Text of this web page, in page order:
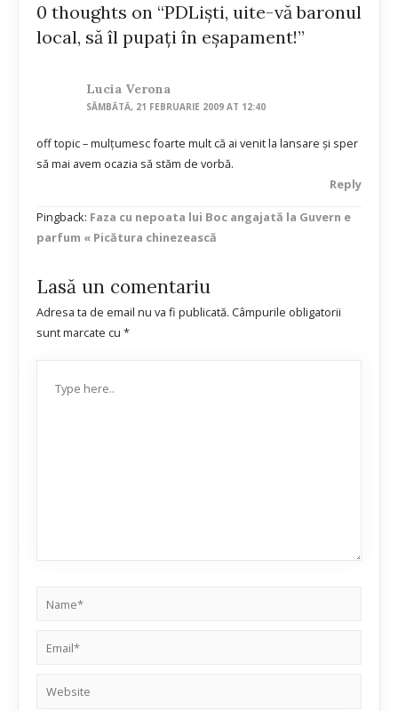
0 thoughts on “PDLişti, uite-vă baronul
local, să îl pupaţi în eşapament!”
Lucia Verona
SÂMBĂTĂ, 21 FEBRUARIE 2009 AT 12:40
off topic – mulţumesc foarte mult că ai venit la lansare şi sper
să mai avem ocazia să stăm de vorbă.
Reply
Pingback: Faza cu nepoata lui Boc angajată la Guvern e
parfum « Picătura chinezească
Lasă un comentariu
Adresa ta de email nu va fi publicată. Câmpurile obligatorii
sunt marcate cu *